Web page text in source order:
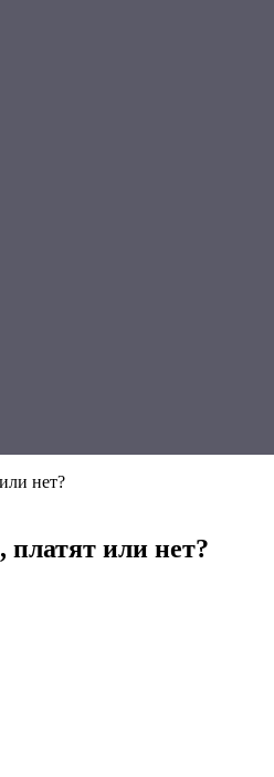
нет?
или нет?